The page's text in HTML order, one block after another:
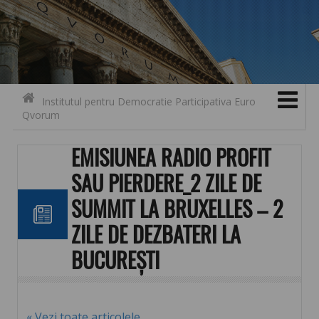
Contact
Skip to content
Institutul pentru Democratie Participativa Euro
Qvorum
EMISIUNEA RADIO PROFIT
SAU PIERDERE_2 ZILE DE
SUMMIT LA BRUXELLES – 2
ZILE DE DEZBATERI LA
BUCUREȘTI